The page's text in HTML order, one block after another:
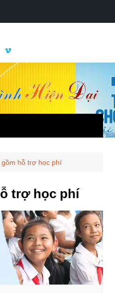
gồm hỗ trợ học phí
trợ học phí